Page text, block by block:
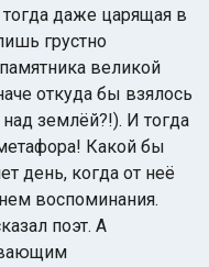
даже царящая в
грустно
великой
откуда бы взялось
землёй?!). И тогда
Какой бы
день, когда от неё
воспоминания.
поэт. А